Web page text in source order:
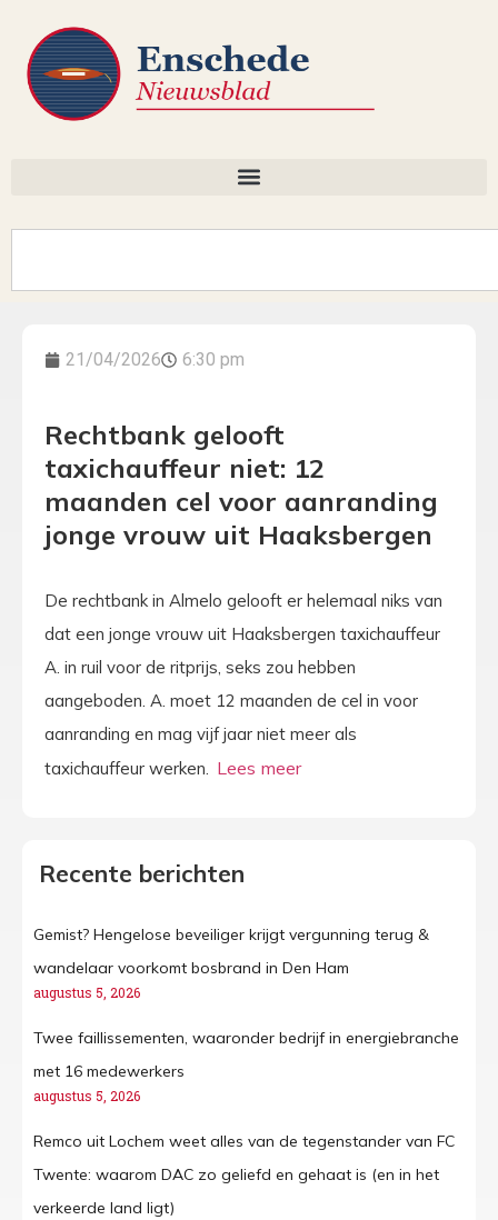
21/04/2026 6:30 pm
Rechtbank gelooft
taxichauffeur niet: 12
maanden cel voor aanranding
jonge vrouw uit Haaksbergen
De rechtbank in Almelo gelooft er helemaal niks van
dat een jonge vrouw uit Haaksbergen taxichauffeur
A. in ruil voor de ritprijs, seks zou hebben
aangeboden. A. moet 12 maanden de cel in voor
aanranding en mag vijf jaar niet meer als
taxichauffeur werken.
Recente berichten
Gemist? Hengelose beveiliger krijgt vergunning terug &
wandelaar voorkomt bosbrand in Den Ham
augustus 5, 2026
Twee faillissementen, waaronder bedrijf in energiebranche
met 16 medewerkers
augustus 5, 2026
Remco uit Lochem weet alles van de tegenstander van FC
Twente: waarom DAC zo geliefd en gehaat is (en in het
verkeerde land ligt)